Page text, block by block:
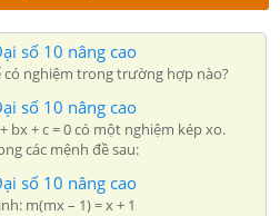
số 10 nâng cao
nghiệm trong trường hợp nào?
số 10 nâng cao
bx + c = 0 có một nghiệm kép xo.
các mệnh đề sau:
số 10 nâng cao
m(mx – 1) = x + 1